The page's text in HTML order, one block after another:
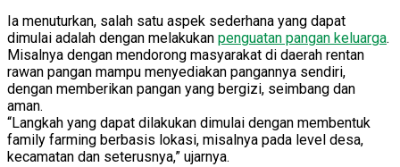
Ia menuturkan, salah satu aspek sederhana yang dapat
dimulai adalah dengan melakukan penguatan pangan keluarga.
Misalnya dengan mendorong masyarakat di daerah rentan
rawan pangan mampu menyediakan pangannya sendiri,
dengan memberikan pangan yang bergizi, seimbang dan
aman.
“Langkah yang dapat dilakukan dimulai dengan membentuk
family farming berbasis lokasi, misalnya pada level desa,
kecamatan dan seterusnya,” ujarnya.